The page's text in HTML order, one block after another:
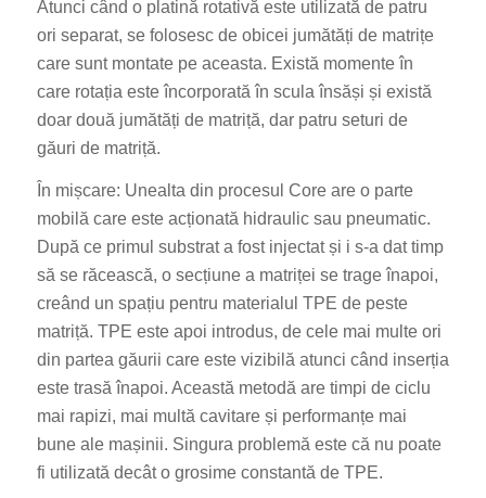
Atunci când o platină rotativă este utilizată de patru
ori separat, se folosesc de obicei jumătăți de matrițe
care sunt montate pe aceasta. Există momente în
care rotația este încorporată în scula însăși și există
doar două jumătăți de matriță, dar patru seturi de
găuri de matriță.
În mișcare: Unealta din procesul Core are o parte
mobilă care este acționată hidraulic sau pneumatic.
După ce primul substrat a fost injectat și i s-a dat timp
să se răcească, o secțiune a matriței se trage înapoi,
creând un spațiu pentru materialul TPE de peste
matriță. TPE este apoi introdus, de cele mai multe ori
din partea găurii care este vizibilă atunci când inserția
este trasă înapoi. Această metodă are timpi de ciclu
mai rapizi, mai multă cavitare și performanțe mai
bune ale mașinii. Singura problemă este că nu poate
fi utilizată decât o grosime constantă de TPE.